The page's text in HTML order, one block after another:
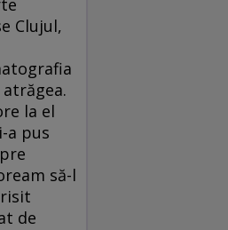
Clujul,
la el
a pus
să-l
de